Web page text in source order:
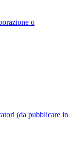
o
(da pubblicare in